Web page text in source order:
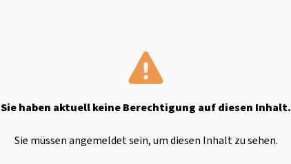
Sie haben aktuell keine Berechtigung auf diesen Inhalt.
Sie müssen angemeldet sein, um diesen Inhalt zu sehen.